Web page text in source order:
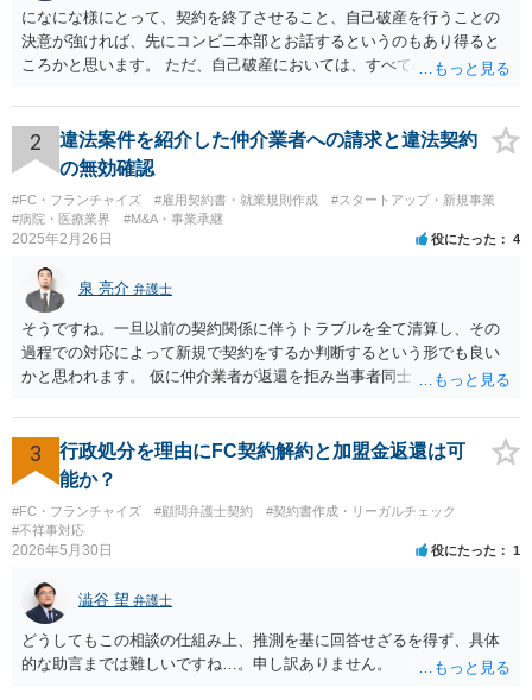
になにな様にとって、契約を終了させること、自己破産を行うことの
決意が強ければ、先にコンビニ本部とお話するというのもあり得ると
ころかと思います。 ただ、自己破産においては、すべての債権者を公
扱うことが出来ないという点や財産の移転内容や時期によっては取り
戻す必要が出てくる等一定のリスクもございますので、もし契約を継
続するという選択肢がおありであれば、先に自己破産の相談というの
が適切かと思われます。 契約解約のご意思が固いところであれば、リ
スクを踏まえて進むしかないかと思いますので、本部との話が先であ
っても問題ないかと思います。
2
違法案件を紹介した仲介業者への請求と違法契約
の無効確認
#FC・フランチャイズ #雇用契約書・就業規則作成
#スタートアップ・新規事業
#病院・医療業界
#M&A・事業承継
2025年2月26日 役にたった 4
泉 亮介 弁護士
そうですね。一旦以前の契約関係に伴うトラブルを全て清算し、その
過程での対応によって新規で契約をするか判断するという形でも良い
かと思われます。 仮に仲介業者が返還を拒み当事者同士での解決が困
3
行政処分を理由にFC契約解約と加盟金返還は可
能か？
#FC・フランチャイズ #顧問弁護士契約
#契約書作成・リーガルチェック
#不祥事対応
2026年5月30日 役にたった 1
澁谷 望 弁護士
どうしてもこの相談の仕組み上、推測を基に回答せざるを得ず、具体
的な助言までは難しいですね…。申し訳ありません。